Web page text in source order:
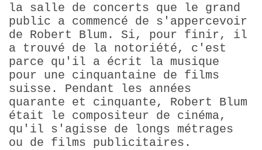
la salle de concerts que le grand
public a commencé de s'appercevoir
de Robert Blum. Si, pour finir, il
a trouvé de la notoriété, c'est
parce qu'il a écrit la musique
pour une cinquantaine de films
suisse. Pendant les années
quarante et cinquante, Robert Blum
était le compositeur de cinéma,
qu'il s'agisse de longs métrages
ou de films publicitaires.